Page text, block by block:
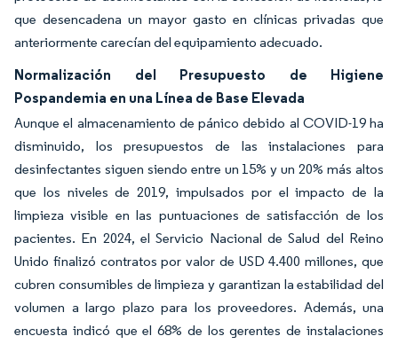
que desencadena un mayor gasto en clínicas privadas que
anteriormente carecían del equipamiento adecuado.
Normalización del Presupuesto de Higiene
Pospandemia en una Línea de Base Elevada
Aunque el almacenamiento de pánico debido al COVID-19 ha
disminuido, los presupuestos de las instalaciones para
desinfectantes siguen siendo entre un 15% y un 20% más altos
que los niveles de 2019, impulsados por el impacto de la
limpieza visible en las puntuaciones de satisfacción de los
pacientes. En 2024, el Servicio Nacional de Salud del Reino
Unido finalizó contratos por valor de USD 4.400 millones, que
cubren consumibles de limpieza y garantizan la estabilidad del
volumen a largo plazo para los proveedores. Además, una
encuesta indicó que el 68% de los gerentes de instalaciones